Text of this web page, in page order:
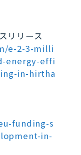
リリース
e-2-3-milli
energy-effi
in-hirtha
funding-s
in-